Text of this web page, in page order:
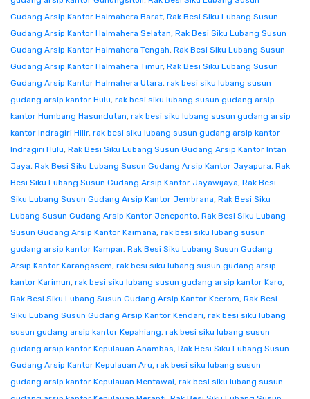
Gudang Arsip Kantor Halmahera Barat, Rak Besi Siku Lubang Susun
Gudang Arsip Kantor Halmahera Selatan, Rak Besi Siku Lubang Susun
Gudang Arsip Kantor Halmahera Tengah, Rak Besi Siku Lubang Susun
Gudang Arsip Kantor Halmahera Timur, Rak Besi Siku Lubang Susun
Gudang Arsip Kantor Halmahera Utara, rak besi siku lubang susun
gudang arsip kantor Hulu, rak besi siku lubang susun gudang arsip
kantor Humbang Hasundutan, rak besi siku lubang susun gudang arsip
kantor Indragiri Hilir, rak besi siku lubang susun gudang arsip kantor
Indragiri Hulu, Rak Besi Siku Lubang Susun Gudang Arsip Kantor Intan
Jaya, Rak Besi Siku Lubang Susun Gudang Arsip Kantor Jayapura, Rak
Besi Siku Lubang Susun Gudang Arsip Kantor Jayawijaya, Rak Besi
Siku Lubang Susun Gudang Arsip Kantor Jembrana, Rak Besi Siku
Lubang Susun Gudang Arsip Kantor Jeneponto, Rak Besi Siku Lubang
Susun Gudang Arsip Kantor Kaimana, rak besi siku lubang susun
gudang arsip kantor Kampar, Rak Besi Siku Lubang Susun Gudang
Arsip Kantor Karangasem, rak besi siku lubang susun gudang arsip
kantor Karimun, rak besi siku lubang susun gudang arsip kantor Karo,
Rak Besi Siku Lubang Susun Gudang Arsip Kantor Keerom, Rak Besi
Siku Lubang Susun Gudang Arsip Kantor Kendari, rak besi siku lubang
susun gudang arsip kantor Kepahiang, rak besi siku lubang susun
gudang arsip kantor Kepulauan Anambas, Rak Besi Siku Lubang Susun
Gudang Arsip Kantor Kepulauan Aru, rak besi siku lubang susun
gudang arsip kantor Kepulauan Mentawai, rak besi siku lubang susun